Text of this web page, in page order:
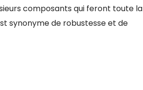
composants qui feront toute la
synonyme de robustesse et de